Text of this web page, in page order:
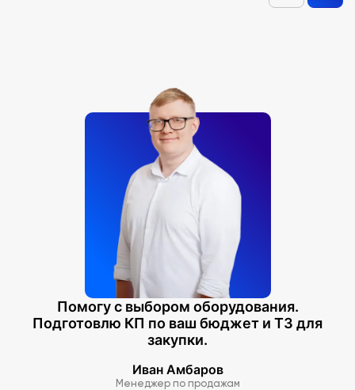
Помогу с выбором оборудования.
Подготовлю КП по ваш бюджет и ТЗ для
закупки.
Иван Амбаров
Менеджер по продажам